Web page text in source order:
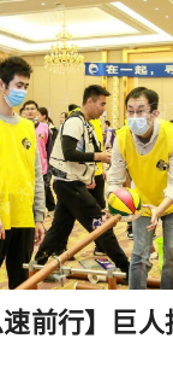
速前行】巨